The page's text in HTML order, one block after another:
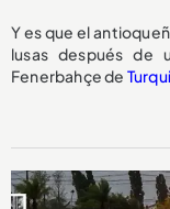
Y es que el
lusas después de
Fenerbahçe de